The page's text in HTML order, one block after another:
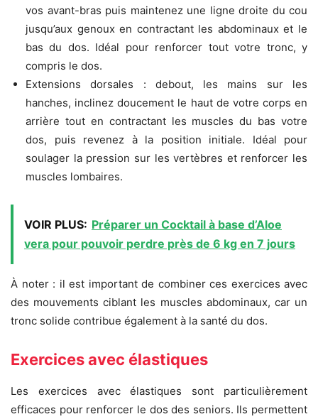
vos avant-bras puis maintenez une ligne droite du cou
jusqu’aux genoux en contractant les abdominaux et le
bas du dos. Idéal pour renforcer tout votre tronc, y
compris le dos.
Extensions dorsales : debout, les mains sur les
hanches, inclinez doucement le haut de votre corps en
arrière tout en contractant les muscles du bas votre
dos, puis revenez à la position initiale. Idéal pour
soulager la pression sur les vertèbres et renforcer les
muscles lombaires.
VOIR PLUS: Préparer un Cocktail à base d’Aloe
vera pour pouvoir perdre près de 6 kg en 7 jours
À noter : il est important de combiner ces exercices avec
des mouvements ciblant les muscles abdominaux, car un
tronc solide contribue également à la santé du dos.
Exercices avec élastiques
Les exercices avec élastiques sont particulièrement
efficaces pour renforcer le dos des seniors. Ils permettent